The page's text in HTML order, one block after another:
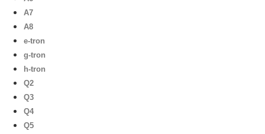
A7
A8
e-tron
g-tron
h-tron
Q2
Q3
Q4
Q5